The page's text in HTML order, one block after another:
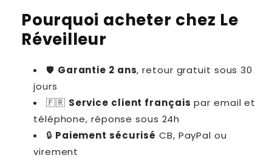
Pourquoi acheter chez Le
Réveilleur
🛡 Garantie 2 ans, retour gratuit sous 30
jours
🇫🇷 Service client français par email et
téléphone, réponse sous 24h
🔒 Paiement sécurisé CB, PayPal ou
virement